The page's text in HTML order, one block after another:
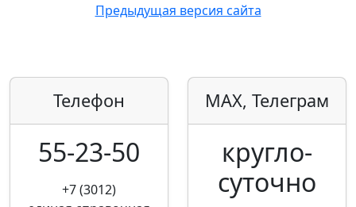
Предыдущая версия сайта
Телефон
55-23-50
+7 (3012)
MAX, Телеграм
кругло­
суточно